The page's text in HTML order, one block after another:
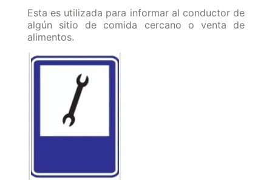
Esta es utilizada para informar al conductor de
algún sitio de comida cercano o venta de
alimentos.